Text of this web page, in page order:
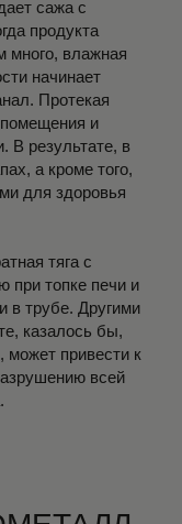
сажа с
продукта
много, влажная
начинает
Протекая
и
В результате, в
а кроме того,
для здоровья
тяга с
при топке печи и
в трубе. Другими
казалось бы,
может привести к
всей